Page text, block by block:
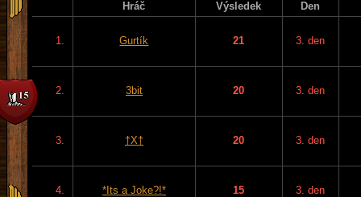
Hráč Výsledek Den
1. Gurtík 21 3. den
2. 3bit 20 3. den
3. †X† 20 3. den
4. *Its a Joke?!* 15 3. den